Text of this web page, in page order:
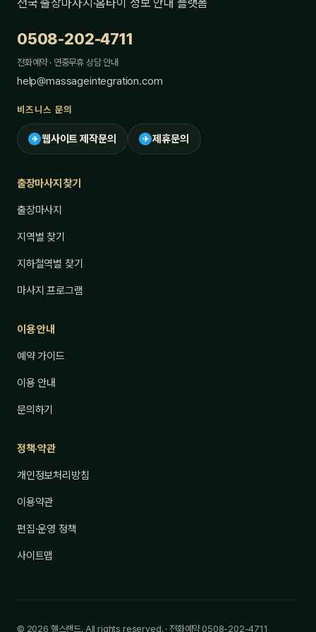
전국 출장마사지·홈타이 정보 안내 플랫폼
0508-202-4711
전화예약 · 연중무휴 상담 안내
help@massageintegration.com
비즈니스 문의
✈ 웹사이트 제작문의 ✈ 제휴문의
출장마사지 찾기
출장마사지
지역별 찾기
지하철역별 찾기
마사지 프로그램
이용 안내
예약 가이드
이용 안내
문의하기
정책·약관
개인정보처리방침
이용약관
편집·운영 정책
사이트맵
© 2026 헬스랜드. All rights reserved. · 전화예약 0508-202-4711